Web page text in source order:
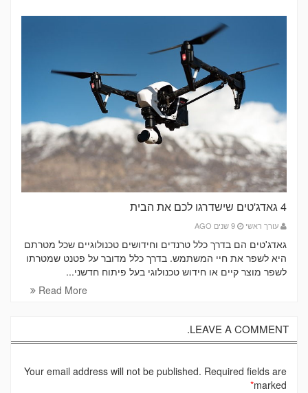
4 גאדג'טים שישדרגו לכם את הבית
עורך ראשי
גאדג'טים הם בדרך כלל טרנדים וחידושים טכנולוגיים שכל מטרתם
היא לשפר את חיי המשתמש. בדרך כלל מדובר על פטנט שמטרתו
לשפר מוצר קיים או חידוש טכנולוגי בעל פיתוח חדשני...
Read More
LEAVE A COMMENT.
Your email address will not be published. Required fields are
marked
*